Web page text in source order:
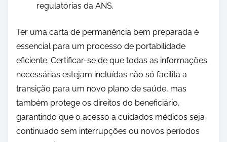
regulatórias da ANS.
Ter uma carta de permanência bem preparada é
essencial para um processo de portabilidade
eficiente. Certificar-se de que todas as informações
necessárias estejam incluídas não só facilita a
transição para um novo plano de saúde, mas
também protege os direitos do beneficiário,
garantindo que o acesso a cuidados médicos seja
continuado sem interrupções ou novos períodos